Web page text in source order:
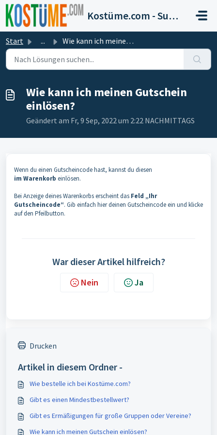
Zum hauptsächlichen Inhalt gehen
Kostüme.com - Support
Start ... Wie kann ich meinen Gutschein einlösen?
Wie kann ich meinen Gutschein
einlösen?
Geändert am Fr, 9 Sep, 2022 um 2:22 NACHMITTAGS
Wenn du einen Gutscheincode hast, kannst du diesen
im Warenkorb einlösen.
Bei Anzeige deines Warenkorbs erscheint das Feld „Ihr
Gutscheincode“. Gib einfach hier deinen Gutscheincode ein und klicke
auf den Pfeilbutton.
War dieser Artikel hilfreich?
Nein Ja
Drucken
Artikel in diesem Ordner -
Wie bestelle ich bei Kostüme.com?
Gibt es einen Mindestbestellwert?
Gibt es Ermäßigungen für große Gruppen oder Vereine?
Wie kann ich meinen Gutschein einlösen?